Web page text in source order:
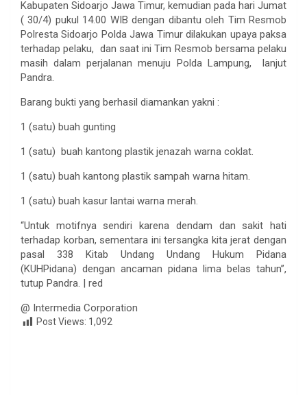
Kabupaten Sidoarjo Jawa Timur, kemudian pada hari Jumat
( 30/4) pukul 14.00 WIB dengan dibantu oleh Tim Resmob
Polresta Sidoarjo Polda Jawa Timur dilakukan upaya paksa
terhadap pelaku, dan saat ini Tim Resmob bersama pelaku
masih dalam perjalanan menuju Polda Lampung, lanjut
Pandra.
Barang bukti yang berhasil diamankan yakni :
1 (satu) buah gunting
1 (satu) buah kantong plastik jenazah warna coklat.
1 (satu) buah kantong plastik sampah warna hitam.
1 (satu) buah kasur lantai warna merah.
“Untuk motifnya sendiri karena dendam dan sakit hati
terhadap korban, sementara ini tersangka kita jerat dengan
pasal 338 Kitab Undang Undang Hukum Pidana
(KUHPidana) dengan ancaman pidana lima belas tahun”,
tutup Pandra. | red
@ Intermedia Corporation
Post Views: 1,092